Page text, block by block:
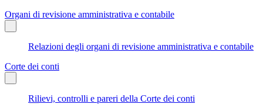
Organi di revisione amministrativa e contabile
Relazioni degli organi di revisione amministrativa e contabile
Corte dei conti
Rilievi, controlli e pareri della Corte dei conti